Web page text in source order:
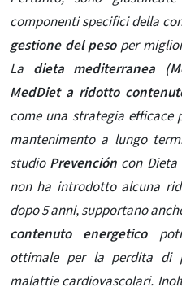
componenti specifici della
gestione del pesoper
La dieta mediterranea
MedDiet a ridotto
come una strategia efficace
mantenimento a lungo
studio Prevención con Dieta
non ha introdotto alcuna
dopo 5 anni,supportano
contenuto energetico
ottimale per la perdita di
malattie cardiovascolari.